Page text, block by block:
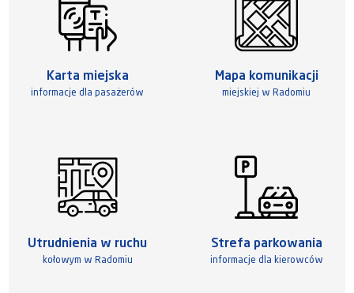
Karta miejska
informacje dla pasażerów
Mapa komunikacji
miejskiej w Radomiu
Utrudnienia w ruchu
kołowym w Radomiu
Strefa parkowania
informacje dla kierowców